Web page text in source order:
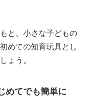
と、小さな子どもの
めての知育玩具とし
ょう。
めてでも簡単に